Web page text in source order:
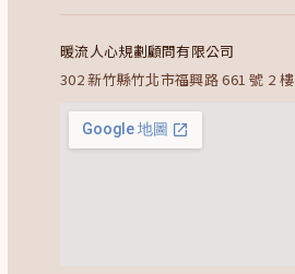
暖流人心規劃顧問有限公司
302 新竹縣竹北市福興路 661 號 2 樓